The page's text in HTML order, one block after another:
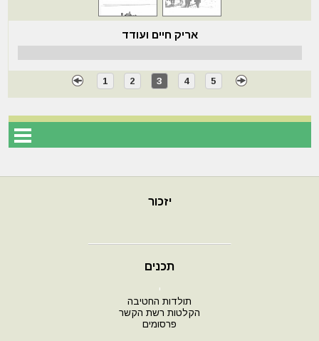
אריק חיים ועודד
1 2 3 4 5
יזכור
תכנים
י
תולדות החטיבה
הקלטות רשת הקשר
פרסומים